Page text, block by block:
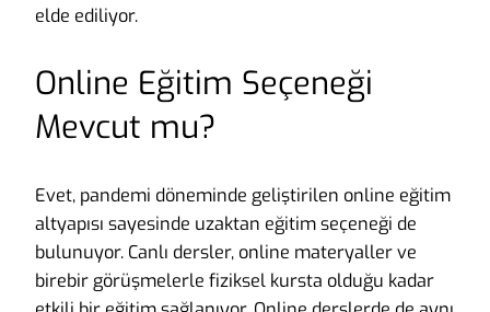
elde ediliyor.
Online Eğitim Seçeneği
Mevcut mu?
Evet, pandemi döneminde geliştirilen online eğitim
altyapısı sayesinde uzaktan eğitim seçeneği de
bulunuyor. Canlı dersler, online materyaller ve
birebir görüşmelerle fiziksel kursta olduğu kadar